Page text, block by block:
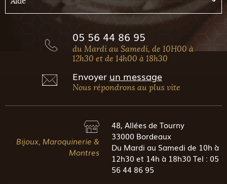
05 56 44 86 95
du Mardi au Samedi, de 10H00 à
12h30 et de 14h00 à 18h30
Envoyer un message
Nous répondrons au plus vite
Bijoux, Maroquinerie &
Montres
48, Allées de Tourny
33000 Bordeaux
Du Mardi au Samedi de 10h à
12h30 et 14h à 18h30 Tel : 05
56 44 86 95